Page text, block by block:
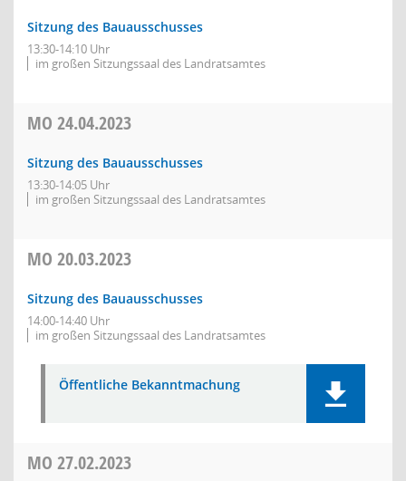
Sitzung des Bauausschusses
13:30-14:10 Uhr
im großen Sitzungssaal des Landratsamtes
MO 24.04.2023
Sitzung des Bauausschusses
13:30-14:05 Uhr
im großen Sitzungssaal des Landratsamtes
MO 20.03.2023
Sitzung des Bauausschusses
14:00-14:40 Uhr
im großen Sitzungssaal des Landratsamtes
Öffentliche Bekanntmachung
MO 27.02.2023